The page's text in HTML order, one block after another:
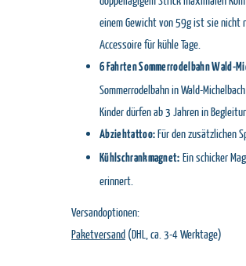
einem Gewicht von 59g ist sie nicht
Accessoire für kühle Tage.
6 Fahrten Sommerrodelbahn Wald-
Sommerrodelbahn in Wald-
Kinder dürfen ab 3 Jahren in
Abziehtattoo: Für den zusätzlichen
Kühlschrankmagnet: Ein schicker
erinnert.
Versandoptionen:
Paketversand (DHL, ca. 3-4 Werktage)